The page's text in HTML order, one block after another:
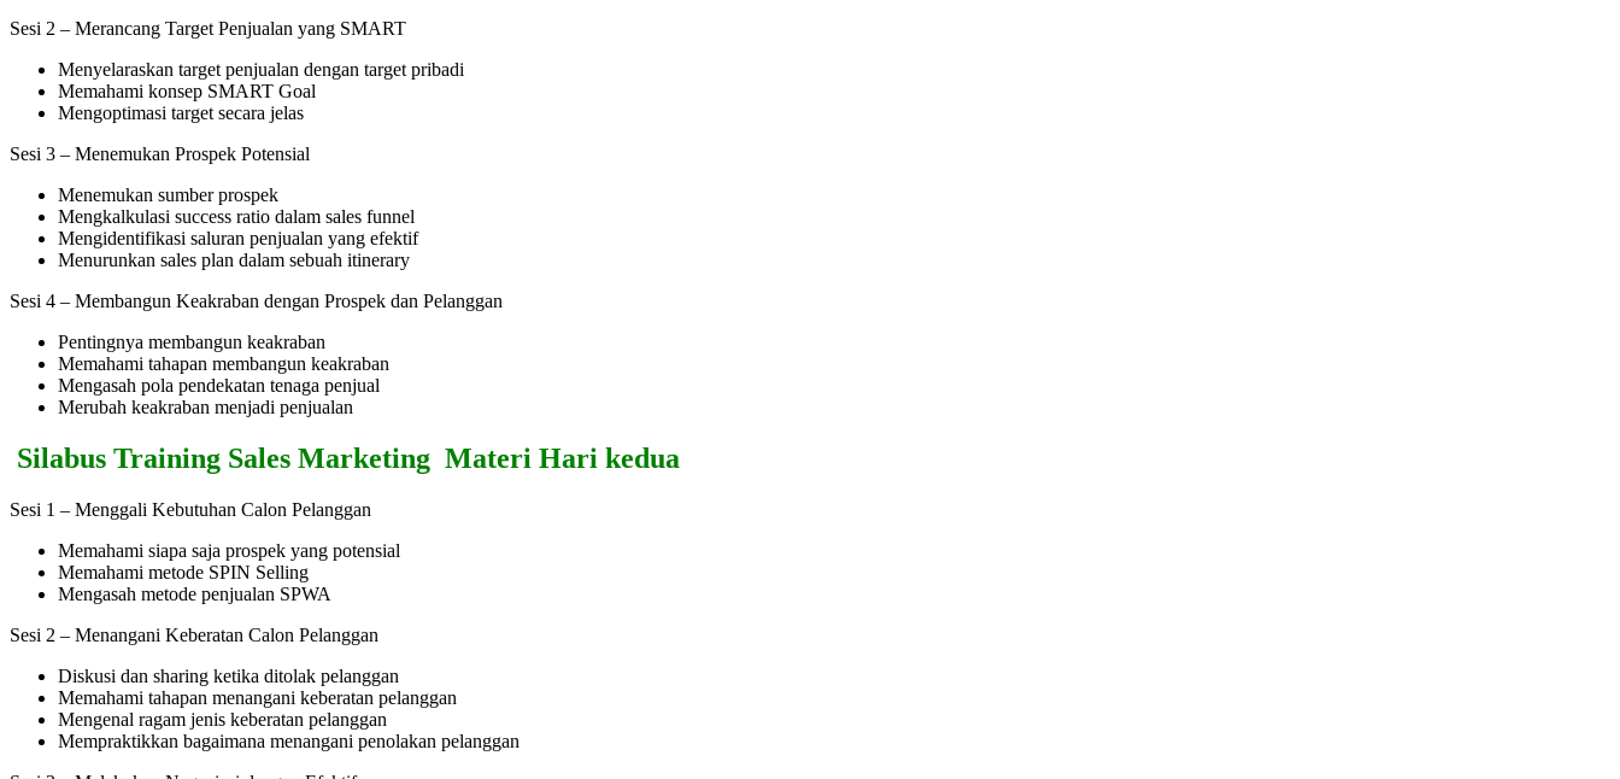
Sesi 2 – Merancang Target Penjualan yang SMART
Menyelaraskan target penjualan dengan target pribadi
Memahami konsep SMART Goal
Mengoptimasi target secara jelas
Sesi 3 – Menemukan Prospek Potensial
Menemukan sumber prospek
Mengkalkulasi success ratio dalam sales funnel
Mengidentifikasi saluran penjualan yang efektif
Menurunkan sales plan dalam sebuah itinerary
Sesi 4 – Membangun Keakraban dengan Prospek dan Pelanggan
Pentingnya membangun keakraban
Memahami tahapan membangun keakraban
Mengasah pola pendekatan tenaga penjual
Merubah keakraban menjadi penjualan
Silabus Training Sales Marketing Materi Hari kedua
Sesi 1 – Menggali Kebutuhan Calon Pelanggan
Memahami siapa saja prospek yang potensial
Memahami metode SPIN Selling
Mengasah metode penjualan SPWA
Sesi 2 – Menangani Keberatan Calon Pelanggan
Diskusi dan sharing ketika ditolak pelanggan
Memahami tahapan menangani keberatan pelanggan
Mengenal ragam jenis keberatan pelanggan
Mempraktikkan bagaimana menangani penolakan pelanggan